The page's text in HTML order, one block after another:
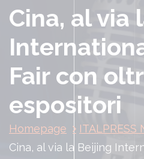
Cina, al via
Fair con
espositori
Homepage
ITALPRESS
Cina, al via la Beijing